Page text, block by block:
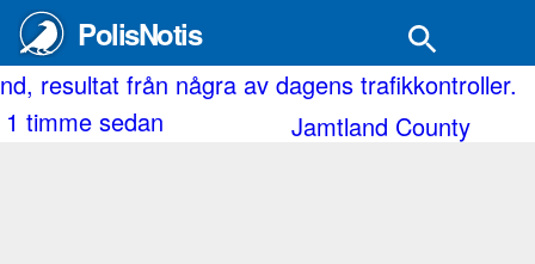
PolisNotis
från några av dagens trafikkontroller.
sedan
Jamtland County
1